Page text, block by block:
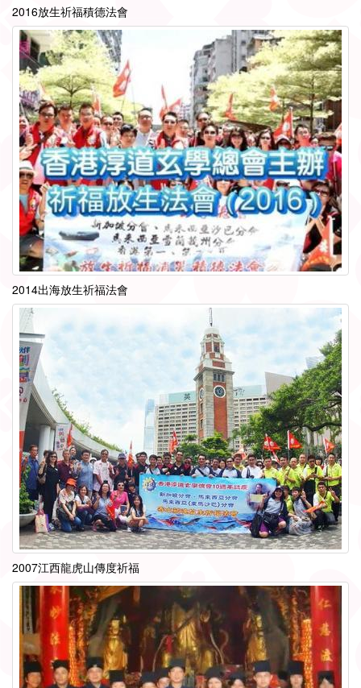
2016放生祈福積德法會
2014出海放生祈福法會
2007江西龍虎山傳度祈福